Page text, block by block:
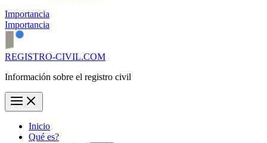
Importancia
Importancia
REGISTRO-CIVIL.COM
Información sobre el registro civil
Inicio
Qué es?